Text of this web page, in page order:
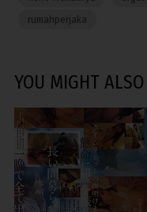
rumahperjaka
YOU MIGHT